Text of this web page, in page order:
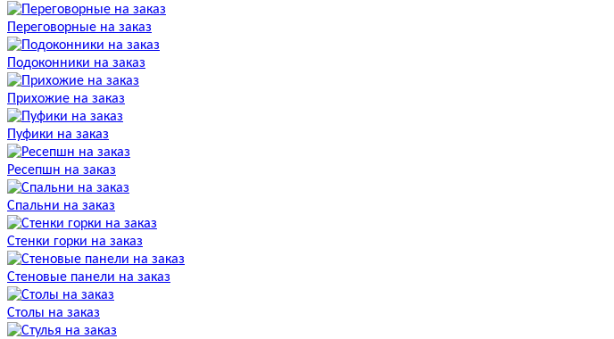
Переговорные на заказ
Подоконники на заказ
Прихожие на заказ
Пуфики на заказ
Ресепшн на заказ
Спальни на заказ
Стенки горки на заказ
Стеновые панели на заказ
Столы на заказ